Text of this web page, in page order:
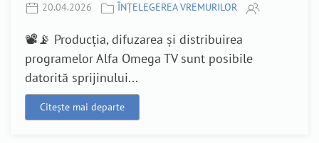
20.04.2026 ÎNȚELEGEREA VREMURILOR
📽️📡 Producția, difuzarea și distribuirea
programelor Alfa Omega TV sunt posibile
datorită sprijinului...
Citește mai departe